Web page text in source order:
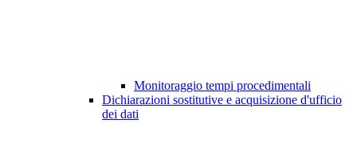
Monitoraggio tempi procedimentali
Dichiarazioni sostitutive e acquisizione d'ufficio
dei dati